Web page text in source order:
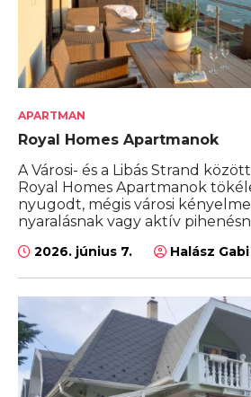
APARTMAN
Royal Homes Apartmanok
A Városi- és a Libás Strand
Royal Homes Apartmanok
nyugodt, mégis városi
nyaralásnak vagy aktív
2026. június 7. Halász Gabi